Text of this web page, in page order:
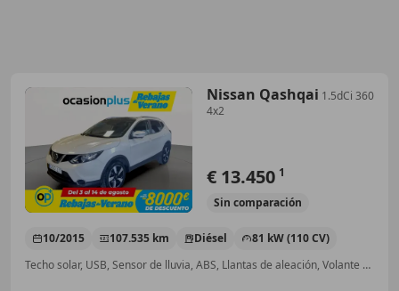
Nissan Qashqai 1.5dCi 360
4x2
€ 13.450 1
Sin comparación
10/2015 107.535 km Diésel
81 kW (110 CV)
Techo solar, USB, Sensor de lluvia, ABS, Llantas de aleación, Volante multifunción, Start/Stop automático, Bluetooth